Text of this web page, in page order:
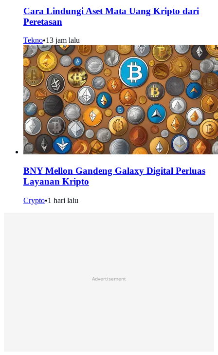
Cara Lindungi Aset Mata Uang Kripto dari
Peretasan
Tekno•13 jam lalu
BNY Mellon Gandeng Galaxy Digital Perluas
Layanan Kripto
Crypto•1 hari lalu
Advertisement